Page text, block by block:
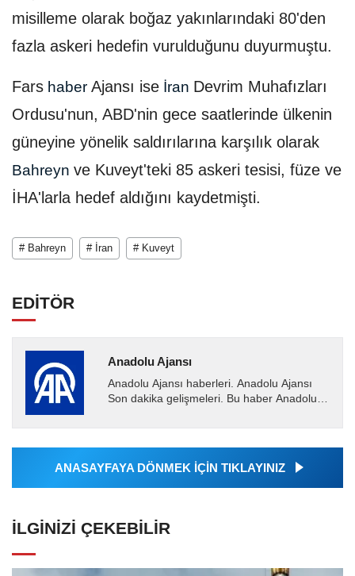
misilleme olarak boğaz yakınlarındaki 80'den
fazla askeri hedefin vurulduğunu duyurmuştu.
Fars haber Ajansı ise İran Devrim Muhafızları
Ordusu'nun, ABD'nin gece saatlerinde ülkenin
güneyine yönelik saldırılarına karşılık olarak
Bahreyn ve Kuveyt'teki 85 askeri tesisi, füze ve
İHA'larla hedef aldığını kaydetmişti.
# Bahreyn # İran # Kuveyt
EDİTÖR
Anadolu Ajansı
Anadolu Ajansı haberleri. Anadolu Ajansı
Son dakika gelişmeleri. Bu haber Anadolu
Ajansı tarafından...
ANASAYFAYA DÖNMEK İÇİN TIKLAYINIZ
İLGINIZI ÇEKEBILIR